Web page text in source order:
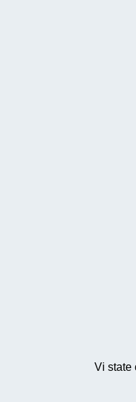
Vi state